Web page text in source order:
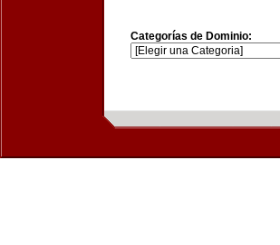
Categorías de Dominio: